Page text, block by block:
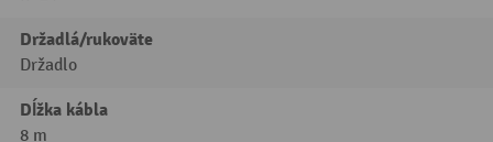
Držadlá/rukoväte
Držadlo
Dĺžka kábla
8 m